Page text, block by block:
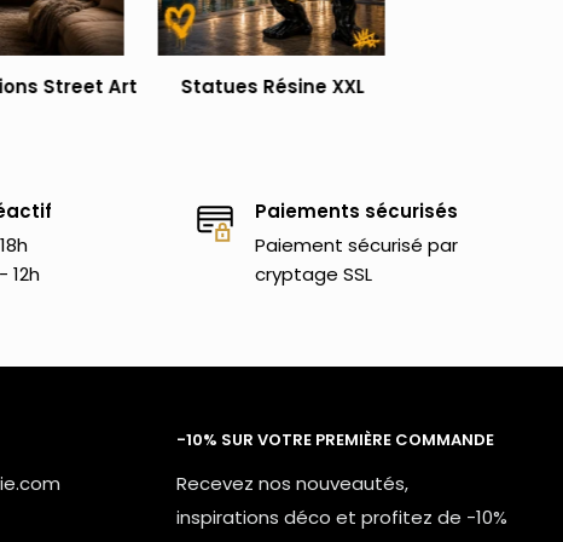
Street Art Statues Résine XXL
12h
Paiements sécurisés
Paiement sécurisé par
cryptage SSL
-10% SUR VOTRE PREMIÈRE COMMANDE
Recevez nos nouveautés,
inspirations déco et profitez de -10%